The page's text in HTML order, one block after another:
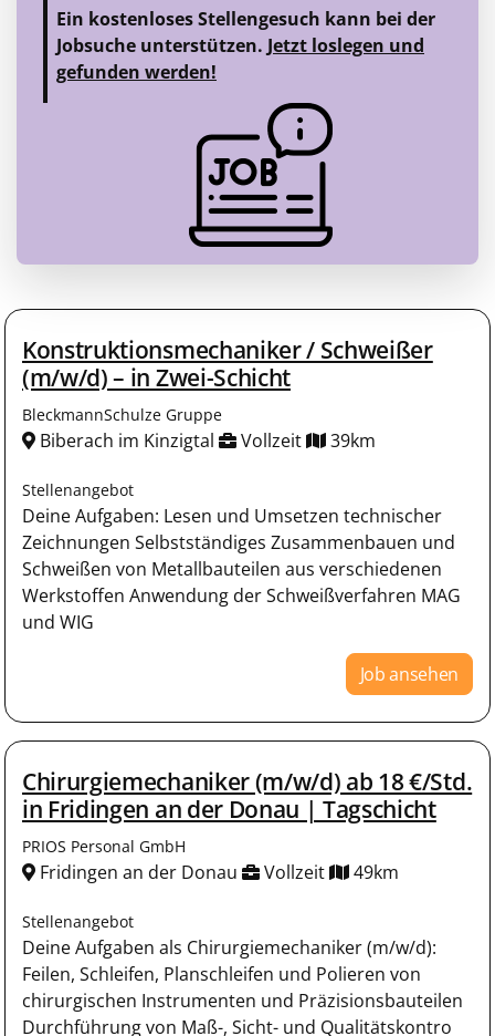
Ein kostenloses Stellengesuch kann bei der
Jobsuche unterstützen. Jetzt loslegen und
gefunden werden!
Konstruktionsmechaniker / Schweißer
(m/w/d) – in Zwei-Schicht
BleckmannSchulze Gruppe
Biberach im Kinzigtal Vollzeit 39km
Stellenangebot
Deine Aufgaben: Lesen und Umsetzen technischer
Zeichnungen Selbstständiges Zusammenbauen und
Schweißen von Metallbauteilen aus verschiedenen
Werkstoffen Anwendung der Schweißverfahren MAG
und WIG
Job ansehen
Chirurgiemechaniker (m/w/d) ab 18 €/Std.
in Fridingen an der Donau | Tagschicht
PRIOS Personal GmbH
Fridingen an der Donau Vollzeit 49km
Stellenangebot
Deine Aufgaben als Chirurgiemechaniker (m/w/d):
Feilen, Schleifen, Planschleifen und Polieren von
chirurgischen Instrumenten und Präzisionsbauteilen
Durchführung von Maß-, Sicht- und Qualitätskontro